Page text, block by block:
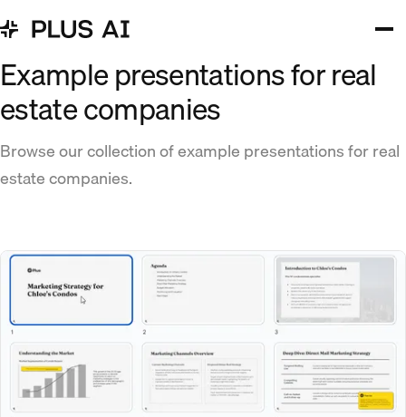
Example presentations for real
estate companies
Browse our collection of example presentations for real
estate companies.